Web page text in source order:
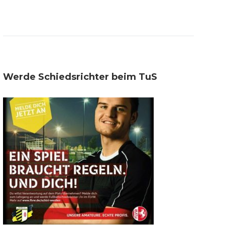
Werde Schiedsrichter beim TuS